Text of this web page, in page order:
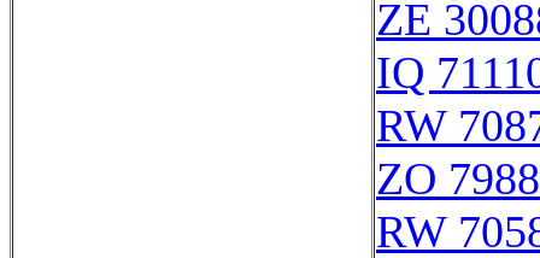
ZE
IQ
RW
ZO 7988
RW